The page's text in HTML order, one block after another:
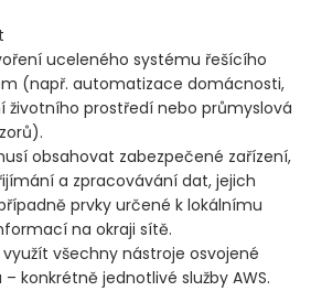
uceleného systému řešícího
(např. automatizace domácnosti,
životního prostředí nebo průmyslová
obsahovat zabezpečené zařízení,
a zpracovávání dat, jejich
prvky určené k lokálnímu
na okraji sítě.
využít všechny nástroje osvojené
konkrétně jednotlivé služby AWS.